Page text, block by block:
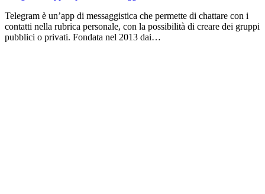
Telegram è un’app di messaggistica che permette di chattare con i
contatti nella rubrica personale, con la possibilità di creare dei gruppi
pubblici o privati. Fondata nel 2013 dai…